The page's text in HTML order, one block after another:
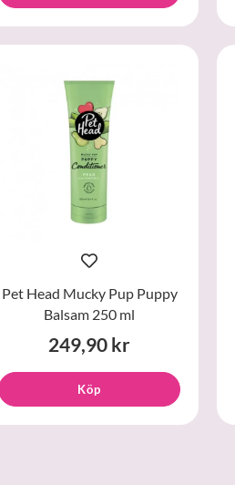
Pet Head Mucky Pup Puppy
Balsam 250 ml
249,90 kr
Köp